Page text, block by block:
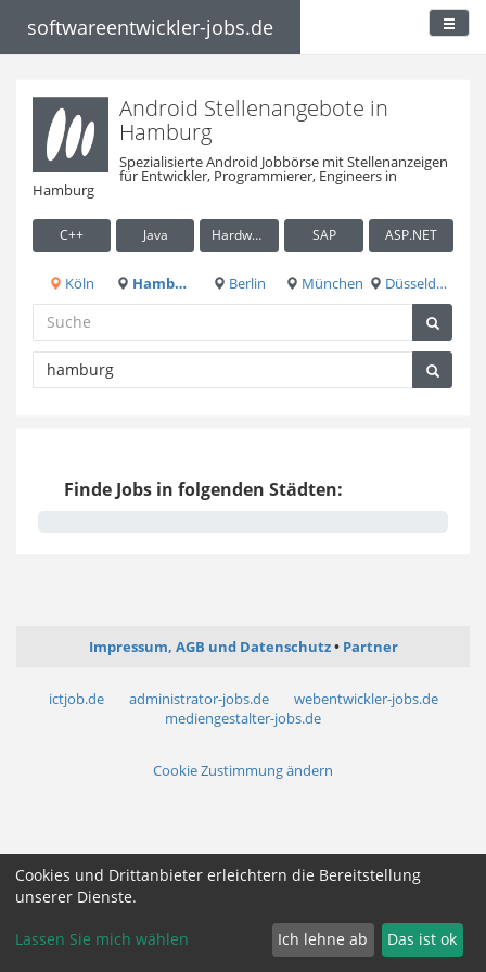
softwareentwickler-jobs.de
Android Stellenangebote in
Hamburg
Spezialisierte Android Jobbörse mit Stellenanzeigen
für Entwickler, Programmierer, Engineers in
Hamburg
C++ Java Hardware / Embedded SAP ASP.NET
Köln Hamburg Berlin München Düsseldorf
Finde Jobs in folgenden Städten:
Impressum, AGB und Datenschutz Partner
ictjob.de administrator-jobs.de
webentwickler-jobs.de
mediengestalter-jobs.de
Cookie Zustimmung ändern
Cookies und Drittanbieter erleichtern die Bereitstellung
unserer Dienste.
Lassen Sie mich wählen Ich lehne ab Das ist ok